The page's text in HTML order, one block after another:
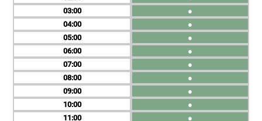
03
04
05
06
07
08
09
10
11
●
●
●
●
●
●
●
●
●